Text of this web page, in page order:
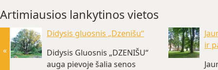
Artimiausios lankytinos vietos
Didysis gluosnis „Dzenišu“
Didysis Gluosnis „DZENIŠU“
auga pievoje šalia senos
ir
«